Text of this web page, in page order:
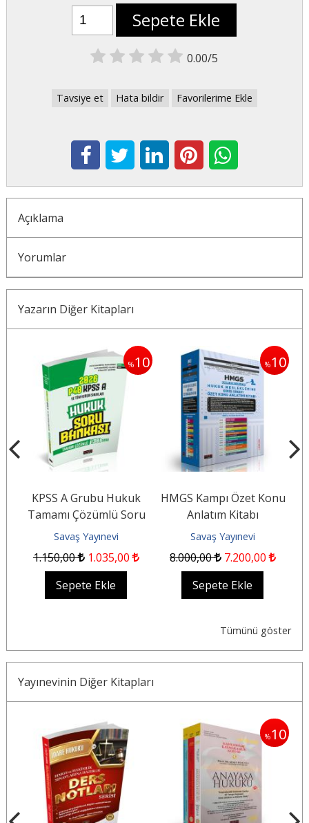
Sepete Ekle
0.00/5
Tavsiye et Hata bildir Favorilerime Ekle
Açıklama
Yorumlar
Yazarın Diğer Kitapları
%10
KPSS A Grubu Hukuk
Tamamı Çözümlü Soru
Bankası
Savaş Yayınevi
1.150,00 1.035,00
Sepete Ekle
%10
HMGS Kampı Özet Konu
Anlatım Kitabı
Savaş Yayınevi
8.000,00 7.200,00
Sepete Ekle
Tümünü göster
Yayınevinin Diğer Kitapları
%10